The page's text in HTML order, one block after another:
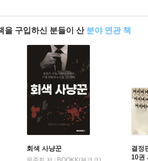
을 구입하신 분들이 산 분야 연관 책
회색 사냥꾼
결정
10권